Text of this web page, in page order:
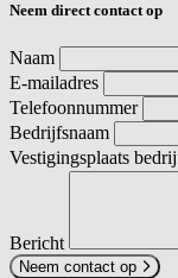
Neem direct contact op
Naam
E-mailadres
Telefoonnummer
Bedrijfsnaam
Vestigingsplaats
Bericht
Neem contact op